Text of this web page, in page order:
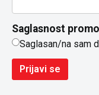
Saglasnost
Saglasan/na sam
Prijavi se